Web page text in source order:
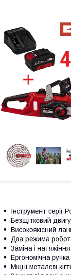
Інструмент серії
Безщітковий
Високоякісний
Два режима
Заміна і
Ергономічна ручка
Міцні металеві